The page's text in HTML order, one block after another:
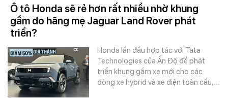
Ô tô Honda sẽ rẻ hơn rất nhiều nhờ khung
gầm do hãng mẹ Jaguar Land Rover phát
triển?
Honda lần đầu hợp tác với Tata
Technologies của Ấn Độ để phát
triển khung gầm xe mới cho các
dòng xe hybrid và xe điện toàn cầu,…